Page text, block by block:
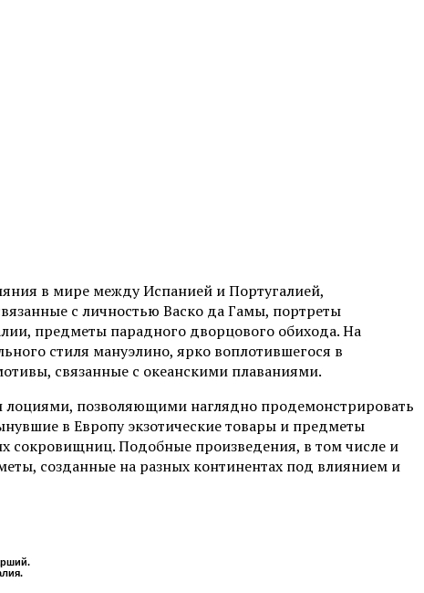
в мире между Испанией и Португалией,
с личностью Васко да Гамы, портреты
предметы парадного дворцового обихода. На
стиля мануэлино, ярко воплотившегося в
связанные с океанскими плаваниями.
лоциями, позволяющими наглядно продемонстрировать
в Европу экзотические товары и предметы
сокровищниц. Подобные произведения, в том числе и
созданные на разных континентах под влиянием и